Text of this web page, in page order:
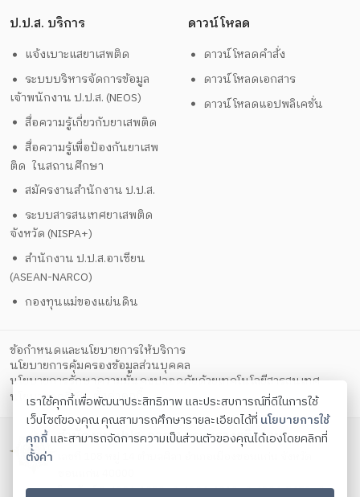
ป.ป.ส. บริการ
แจ้งเบาะแสยาเสพติด
ระบบบริหารจัดการข้อมูล
เจ้าพนักงาน ป.ป.ส. (NEOS)
สื่อความรู้เกี่ยวกับยาเสพติด
สื่อความรู้เพื่อป้องกันยาเสพ
ติด ในสถานศึกษา
สมัครงานสำนักงาน ป.ป.ส.
ระบบสารสนเทศยาเสพติด
จังหวัด (NISPA+)
สำนักงาน ป.ป.ส.อาเซียน
(ASEAN-NARCO)
กองทุนแม่ของแผ่นดิน
ดาวน์โหลด
ดาวน์โหลดคำสั่ง
ดาวน์โหลดเอกสาร
ดาวน์โหลดแอปพลิเคชั่น
ข้อกำหนดและนโยบายการให้บริการ
นโยบายการคุ้มครองข้อมูลส่วนบุคคล
นโยบายการรักษาความมั่นคงปลอดภัยด้วยเทคโนโลยีสารสนเทศ
นโยบายคุกกี้
ตั้งค่าคุกกี้
สำนักงาน ปปส. ภาค 4 กระทรวงยุติธรรม
โทรศัพท์ 0-4324-1029 , 0-4324-4019 , 0-4324-5459 , 0-
เราใช้คุกกี้เพื่อพัฒนาประสิทธิภาพ และประสบการณ์ที่ดีในการใช้
เว็บไซต์ของคุณ คุณสามารถศึกษารายละเอียดได้ที่ นโยบายการใช้
คุกกี้และสามารถจัดการความเป็นส่วนตัวของคุณได้เองโดยคลิกที่
ตั้งค่า